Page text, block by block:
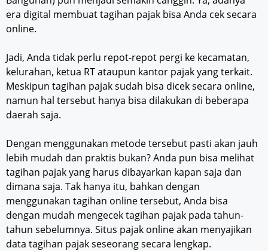
era digital membuat tagihan pajak bisa Anda cek secara
online.
Jadi, Anda tidak perlu repot-repot pergi ke kecamatan,
kelurahan, ketua RT ataupun kantor pajak yang terkait.
Meskipun tagihan pajak sudah bisa dicek secara online,
namun hal tersebut hanya bisa dilakukan di beberapa
daerah saja.
Dengan menggunakan metode tersebut pasti akan jauh
lebih mudah dan praktis bukan? Anda pun bisa melihat
tagihan pajak yang harus dibayarkan kapan saja dan
dimana saja. Tak hanya itu, bahkan dengan
menggunakan tagihan online tersebut, Anda bisa
dengan mudah mengecek tagihan pajak pada tahun-
tahun sebelumnya. Situs pajak online akan menyajikan
data tagihan pajak seseorang secara lengkap.